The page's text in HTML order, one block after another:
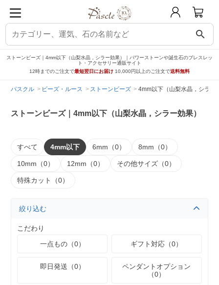
search
ストーンビーズ｜4mm以下（山梨水晶，シラー効果）｜パワーストーンや誕生石のブレスレッ
ト・アクセサリー通販サイト
12時までのご注文で最短翌日にお届け 10,000円以上のご注文で送料無料
パスクル ビーズ・ルース ストーンビーズ 4mm以下（山梨水晶，シラー
ストーンビーズ｜4mm以下（山梨水晶，シラー効果）
すべて 4mm以下 6mm（0） 8mm（0）
10mm（0） 12mm（0） その他サイズ（0）
特殊カット（0）
絞り込む
こだわり
一点もの（0）
ギフト対応（0）
即日発送（0）
ペンダントオプション
（0）